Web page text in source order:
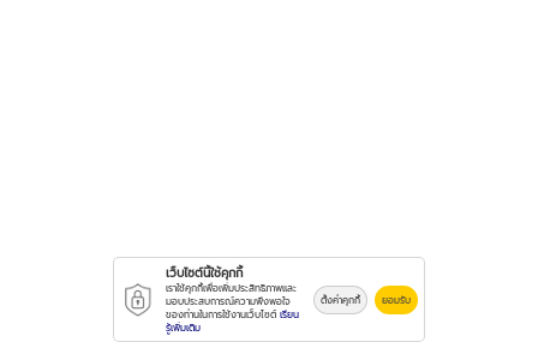
เว็บไซต์นี้ใช้คุกกี้
เราใช้คุกกี้เพื่อเพิ่มประสิทธิภาพและ
มอบประสบการณ์ความพึงพอใจ
ของท่านในการใช้งานเว็บไซต์ เรียน
รู้เพิ่มเติม
ตั้งค่าคุกกี้ ยอมรับ